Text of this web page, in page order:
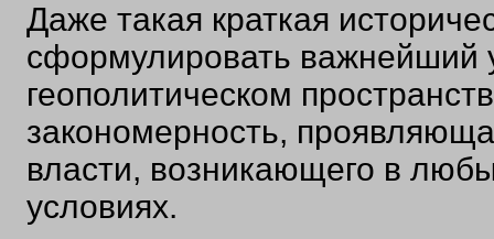
Даже такая краткая
сформулировать важнейший
геополитическом
закономерность,
власти, возникающего в
условиях.